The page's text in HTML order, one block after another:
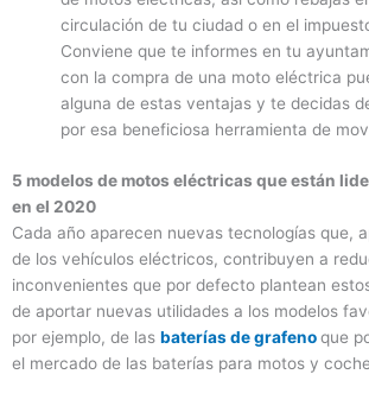
circulación de tu ciudad o en el
Conviene que te informes en tu
con la compra de una moto eléctrica
alguna de estas ventajas y te decidas
por esa beneficiosa herramienta de
5 modelos de motos eléctricas que están
en el 2020
Cada año aparecen nuevas tecnologías que,
de los vehículos eléctricos, contribuyen a
inconvenientes que por defecto plantean
de aportar nuevas utilidades a los modelos
por ejemplo, de las baterías de grafenoque
el mercado de las baterías para motos y